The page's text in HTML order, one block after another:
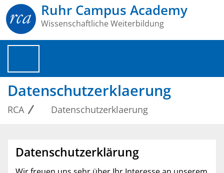
Ruhr Campus Academy
Wissenschaftliche Weiterbildung
Datenschutzerklaerung
RCA Datenschutzerklaerung
Datenschutzerklärung